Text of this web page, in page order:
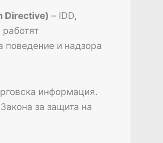
Directive) – IDD,
поведение и надзора
информация.
за защита на